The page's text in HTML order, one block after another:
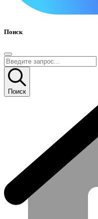
Поиск
Поиск